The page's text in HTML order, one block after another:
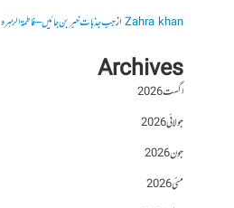
Zahra khanازجب جذبات خبر بن جائیں – فاطمۃالزہرہ
Archives
اگست 2026
جولائی 2026
جون 2026
مئی 2026